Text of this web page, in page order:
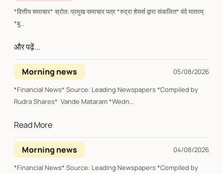
*वित्तीय समाचार* स्रोत: प्रमुख समाचार पत्र *रुद्रा शेयर्स द्वारा संकलित* वंदे मातरम्
*बु...
और पढ़ें...
Morning news
05/08/2026
*Financial News* Source: Leading Newspapers *Compiled by
Rudra Shares* Vande Mataram *Wedn...
Read More
Morning news
04/08/2026
*Financial News* Source: Leading Newspapers *Compiled by